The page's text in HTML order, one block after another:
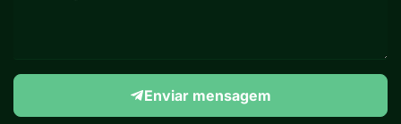
Enviar mensagem